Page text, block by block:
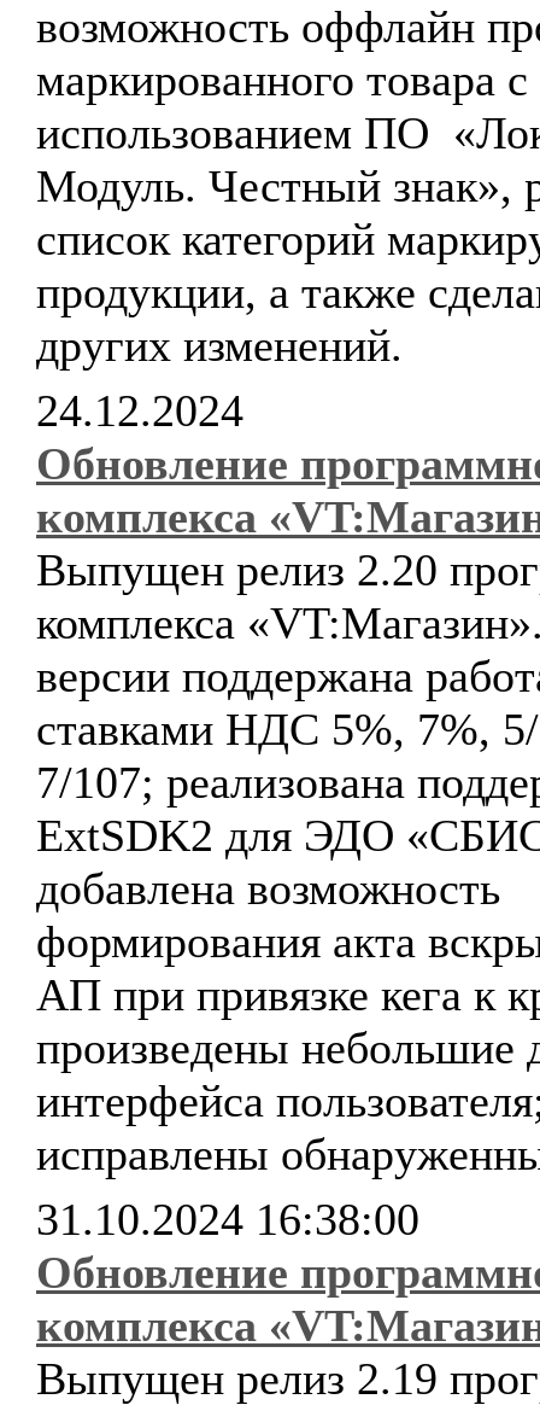
возможность оффлайн
маркированного товара с
использованием ПО
Модуль. Честный знак»,
список категорий
продукции, а также
других изменений.
24.12.2024
Обновление
комплекса
Выпущен релиз 2.20
комплекса
версии поддержана
ставками НДС 5%, 7%,
7/107; реализована
ExtSDK2 для ЭДО
добавлена возможность
формирования акта
АП при привязке кега к
произведены небольшие
интерфейса
исправлены
31.10.2024 16:38:00
Обновление
комплекса
Выпущен релиз 2.19